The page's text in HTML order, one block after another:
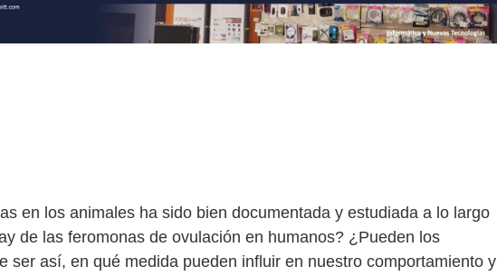
en los animales ha sido bien documentada y estudiada a lo largo
de las feromonas de ovulación en humanos? ¿Pueden los
ser así, en qué medida pueden influir en nuestro comportamiento y